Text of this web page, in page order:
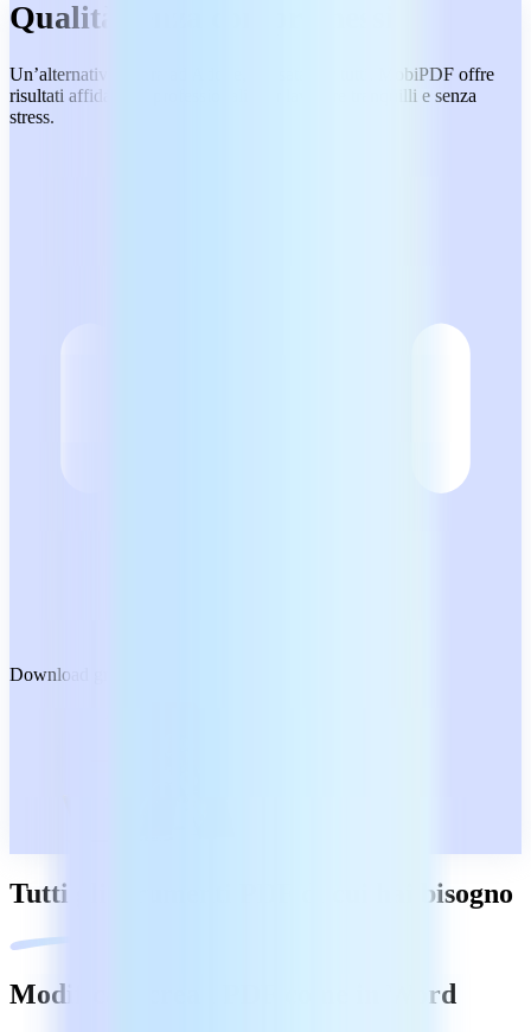
Qualità senza compromessi
Un’alternativa sicura ad Adobe, pensata per tutti. MobiPDF offre
risultati affidabili e professionali, per lavorare tranquilli e senza
stress.
Download gratuito
Tutti gli strumenti PDF di cui hai bisogno
Modifica e crea i PDF come in Word